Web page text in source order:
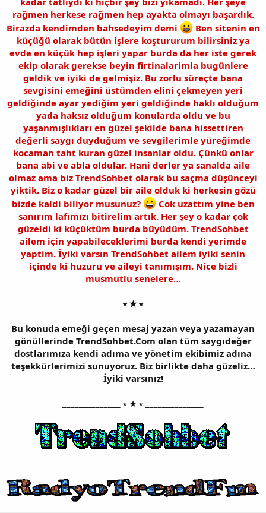
rağmen herkese rağmen hep ayakta olmayı başardık.
Birazda kendimden bahsedeyim demi
Ben sitenin en
küçüğü olarak bütün işlere koştururum bilirsiniz ya
evde en küçük hep işleri yapar burda da her iste gerek
ekip olarak gerekse beyin firtinalarimla bugünlere
geldik ve iyiki de gelmişiz. Bu zorlu süreçte bana
sevgisini emeğini üstümden elini çekmeyen yeri
geldiğinde ayar yediğim yeri geldiğinde haklı olduğum
yada haksız olduğum konularda oldu ve bu
yaşanmışlıkları en güzel şekilde bana hissettiren
değerli saygı duyduğum ve sevgilerimle yüreğimde
kocaman taht kuran güzel insanlar oldu. Çünkü onlar
bana abi ve abla oldular. Hani derler ya sanalda aile
olmaz ama biz TrendSohbet olarak bu saçma düşünceyi
yiktik. Biz o kadar güzel bir aile olduk ki herkesin gözü
bizde kaldi biliyor musunuz?
Cok uzattım yine ben
sanırım lafımızı bitirelim artık. Her şey o kadar çok
güzeldi ki küçüktüm burda büyüdüm. TrendSohbet
ailem için yapabileceklerimi burda kendi yerimde
yaptim. İyiki varsın TrendSohbet ailem iyiki senin
içinde ki huzuru ve aileyi tanımışım. Nice bizli
musmutlu senelere…
______________ ⭑ ★ ⭑ ______________
Bu konuda emeği geçen mesaj yazan veya yazamayan
gönüllerinde TrendSohbet.Com olan tüm saygıdeğer
dostlarımıza kendi adıma ve yönetim ekibimiz adına
teşekkürlerimizi sunuyoruz. Biz birlikte daha güzeliz…
İyiki varsınız!
______________ ⭑ ★ ⭑ ______________